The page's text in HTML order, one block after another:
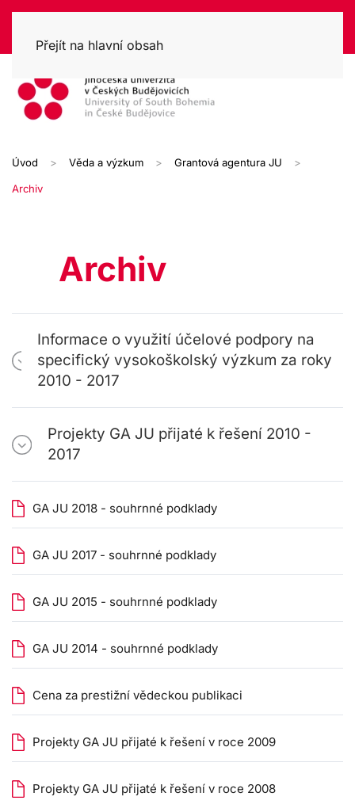
Přejít na hlavní obsah
Úvod Věda a výzkum Grantová agentura JU
Archiv
Archiv
Informace o využití účelové podpory na
specifický vysokoškolský výzkum za roky
2010 - 2017
Projekty GA JU přijaté k řešení 2010 -
2017
GA JU 2018 - souhrnné podklady
GA JU 2017 - souhrnné podklady
GA JU 2015 - souhrnné podklady
GA JU 2014 - souhrnné podklady
Cena za prestižní vědeckou publikaci
Projekty GA JU přijaté k řešení v roce 2009
Projekty GA JU přijaté k řešení v roce 2008